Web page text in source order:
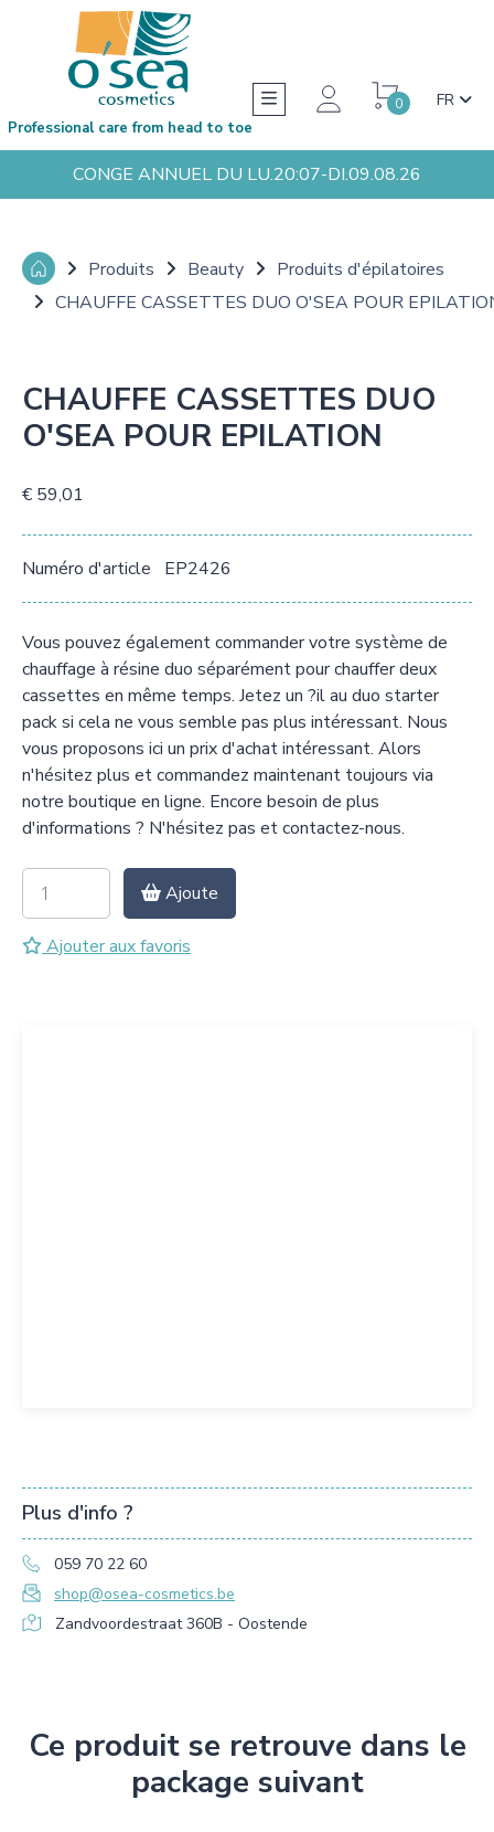
0 FR
Professional care from head to toe
CONGE ANNUEL DU LU.20:07-DI.09.08.26
Produits Beauty
Produits d'épilatoires
CHAUFFE CASSETTES DUO O'SEA POUR
Plus d'info ?
059 70 22 60
shop@osea-cosmetics.be
Zandvoordestraat 360B - Oostende
CHAUFFE CASSETTES DUO
O'SEA POUR EPILATION
€ 59,01
Numéro d'article EP2426
Vous pouvez également commander votre système de
chauffage à résine duo séparément pour chauffer deux
cassettes en même temps. Jetez un ?il au duo starter
pack si cela ne vous semble pas plus intéressant. Nous
vous proposons ici un prix d'achat intéressant. Alors
n'hésitez plus et commandez maintenant toujours via
notre boutique en ligne. Encore besoin de plus
d'informations ? N'hésitez pas et contactez-nous.
Ajoute
Ajouter aux favoris
Ce produit se retrouve dans le
package suivant